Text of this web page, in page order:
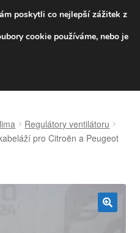
od 139,-Kč
704 494 494
Regulátory ventilátoru
pro Citroën a Peugeot
poskytli co nejlepší zážitek z
cookie používáme, nebo je